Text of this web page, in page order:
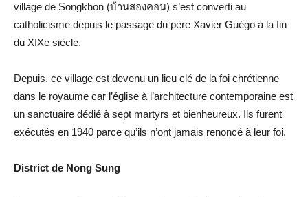
village de Songkhon (บ้านสองคอน) s’est converti au
catholicisme depuis le passage du père Xavier Guégo à la fin
du XIXe siècle.
Depuis, ce village est devenu un lieu clé de la foi chrétienne
dans le royaume car l’église à l’architecture contemporaine est
un sanctuaire dédié à sept martyrs et bienheureux. Ils furent
exécutés en 1940 parce qu’ils n’ont jamais renoncé à leur foi.
District de Nong Sung